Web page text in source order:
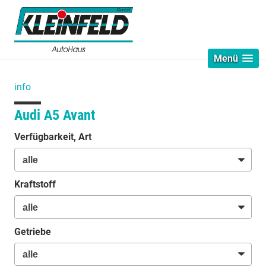
Menü
info
Audi A5 Avant
Verfügbarkeit, Art
Kraftstoff
Getriebe